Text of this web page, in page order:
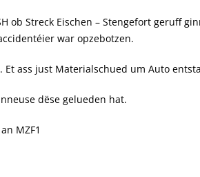
ob Streck Eischen – Stengefort geruff
war opzebotzen.
ass just Materialschued um Auto
dëse gelueden hat.
MZF1